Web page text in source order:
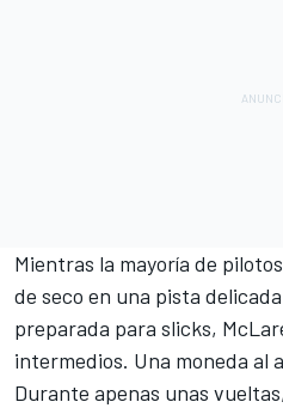
Mientras la mayoría de
de seco en una pista
preparada para slicks,
intermedios. Una moneda al
Durante apenas unas